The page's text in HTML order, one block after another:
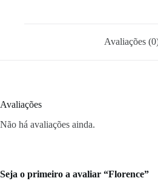
Avaliações
Avaliações
Não há avaliações ainda.
Seja o primeiro a avaliar “Florence”